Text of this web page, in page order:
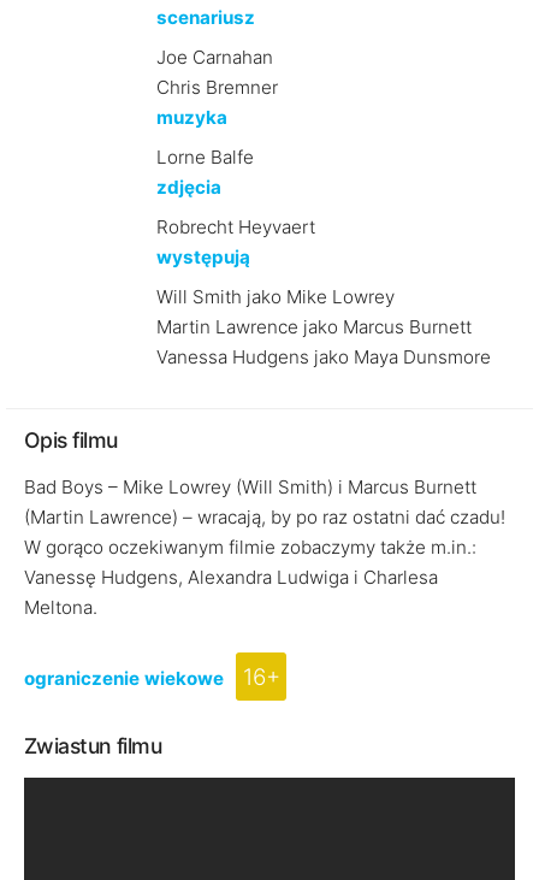
scenariusz
Joe Carnahan
Chris Bremner
muzyka
Lorne Balfe
zdjęcia
Robrecht Heyvaert
występują
Will Smith jako Mike Lowrey
Martin Lawrence jako Marcus Burnett
Vanessa Hudgens jako Maya Dunsmore
Opis filmu
Bad Boys – Mike Lowrey (Will Smith) i Marcus Burnett
(Martin Lawrence) – wracają, by po raz ostatni dać czadu!
W gorąco oczekiwanym filmie zobaczymy także m.in.:
Vanessę Hudgens, Alexandra Ludwiga i Charlesa
Meltona.
ograniczenie wiekowe 16+
Zwiastun filmu